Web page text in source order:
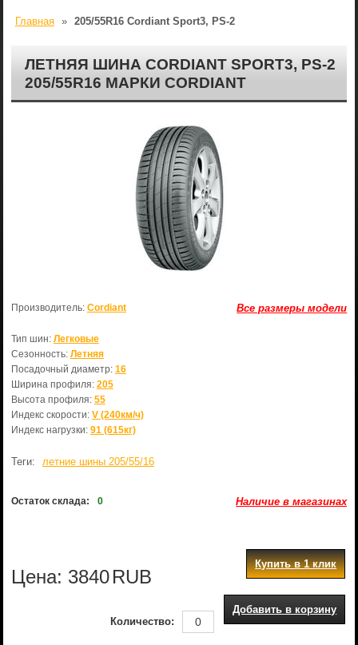
Главная » 205/55R16 Cordiant Sport3, PS-2
ЛЕТНЯЯ ШИНА CORDIANT SPORT3, PS-2
205/55R16 МАРКИ CORDIANT
Все размеры модели
Производитель: Cordiant
Тип шин: Легковые
Сезонность: Летняя
Посадочный диаметр: 16
Ширина профиля: 205
Высота профиля: 55
Индекс скорости: V (240км/ч)
Индекс нагрузки: 91 (615кг)
Теги: летние шины 205/55/16
Остаток склада: 0 Наличие в магазинах
Цена: 3840RUB
Купить в 1 клик
Добавить в корзину
Количество: